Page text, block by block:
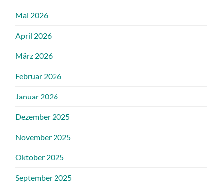
Mai 2026
April 2026
März 2026
Februar 2026
Januar 2026
Dezember 2025
November 2025
Oktober 2025
September 2025